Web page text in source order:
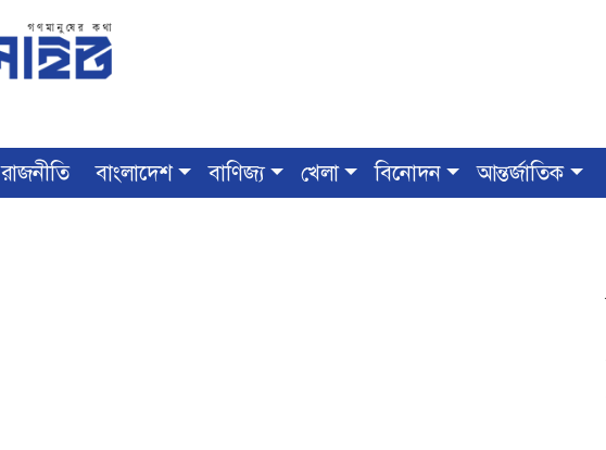
রাজনীতি বাংলাদেশ বাণিজ্য খেলা বিনোদন আন্তর্জাতিক